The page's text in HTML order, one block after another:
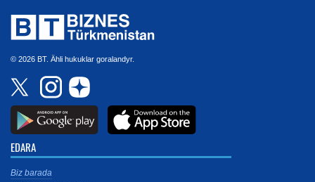
© 2026 BT. Ähli hukuklar goralandyr.
EDARA
Biz barada